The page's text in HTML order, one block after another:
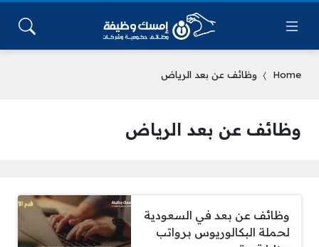
Home وظائف عن بعد الرياض
وظائف عن بعد الرياض
وظائف عن بعد في السعودية
لحملة البكالوريوس برواتب